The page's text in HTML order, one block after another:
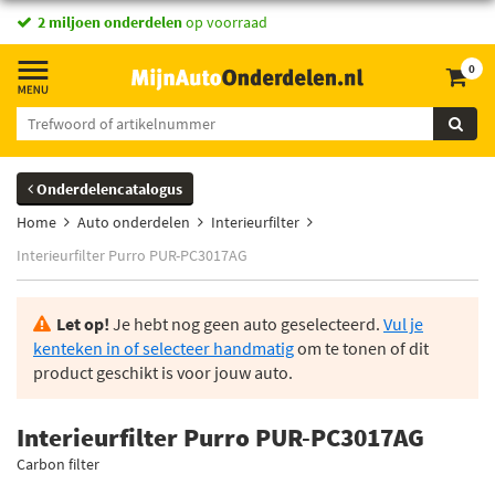
2 miljoen onderdelenop voorraad
0
Onderdelencatalogus
Home
Auto onderdelen
Interieurfilter
Interieurfilter Purro PUR-PC3017AG
Let op! Je hebt nog geen auto geselecteerd. Vul je
kenteken in of selecteer handmatigom te tonen of dit
product geschikt is voor jouw auto.
Interieurfilter Purro PUR-PC3017AG
Carbon filter